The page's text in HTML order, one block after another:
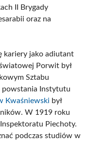
II Brygady
oraz na
kariery jako adiutant
Porwit był
Sztabu
powstania Instytutu
Kwaśniewski był
W 1919 roku
Piechoty.
podczas studiów w